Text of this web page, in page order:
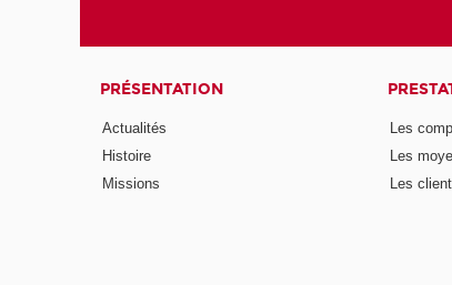
PRÉSENTATION
Actualités
Histoire
Missions
Les
Les
Les